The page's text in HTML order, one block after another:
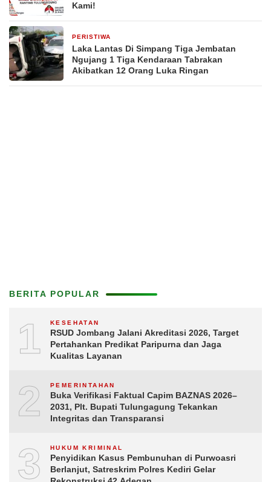
Kami!
PERISTIWA
Laka Lantas Di Simpang Tiga Jembatan
Ngujang 1 Tiga Kendaraan Tabrakan
Akibatkan 12 Orang Luka Ringan
BERITA POPULAR
1 KESEHATAN
RSUD Jombang Jalani Akreditasi 2026, Target
Pertahankan Predikat Paripurna dan Jaga
Kualitas Layanan
2 PEMERINTAHAN
Buka Verifikasi Faktual Capim BAZNAS 2026–
2031, Plt. Bupati Tulungagung Tekankan
Integritas dan Transparansi
3 HUKUM KRIMINAL
Penyidikan Kasus Pembunuhan di Purwoasri
Berlanjut, Satreskrim Polres Kediri Gelar